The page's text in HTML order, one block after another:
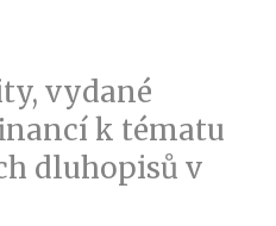
vydané
k tématu
dluhopisů v